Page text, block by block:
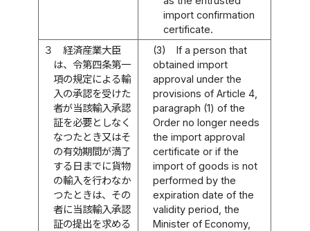
import confirmation
certificate.
３
経済産業大臣
は、令第四条第一
項の規定による輸
入の承認を受けた
者が当該輸入承認
証を必要としなく
なつたとき又はそ
の有効期間が満了
する日までに貨物
の輸入を行わなか
つたときは、その
者に当該輸入承認
証の提出を求める
(3)
If a person that
obtained import
approval under the
provisions of Article 4,
paragraph (1) of the
Order no longer needs
the import approval
certificate or if the
import of goods is not
performed by the
expiration date of the
validity period, the
Minister of Economy,